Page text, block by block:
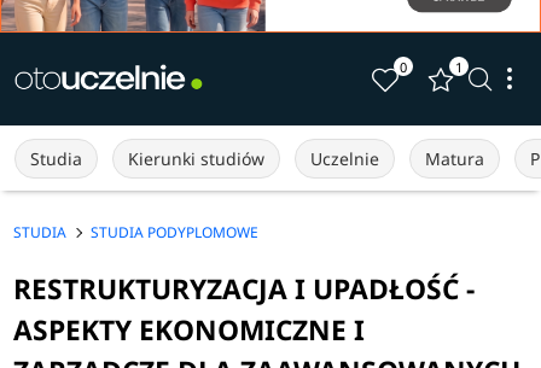
0 1
Studia Kierunki studiów Uczelnie Matura
STUDIA STUDIA PODYPLOMOWE
RESTRUKTURYZACJA I UPADŁOŚĆ -
ASPEKTY EKONOMICZNE I